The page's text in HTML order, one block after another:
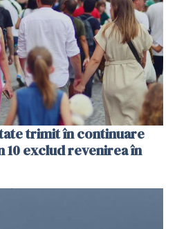
trimit în continuare
10 exclud revenirea în